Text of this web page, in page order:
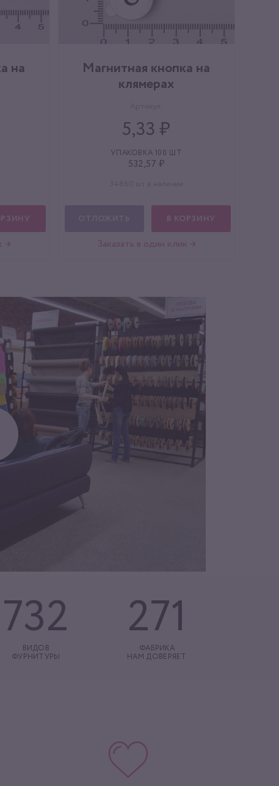
на
→
Магнитная кнопка на
клямерах
5,33 ₽
УПАКОВКА 100 ШТ
532,57 ₽
В КОРЗИНУ
Заказать в один клик →
732
ВИДОВ
ФУРНИТУРЫ
271
ФАБРИКА
НАМ ДОВЕРЯЕТ